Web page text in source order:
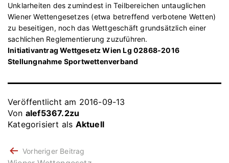
Unklarheiten des zumindest in Teilbereichen untauglichen
Wiener Wettengesetzes (etwa betreffend verbotene Wetten)
zu beseitigen, noch das Wettgeschäft grundsätzlich einer
sachlichen Reglementierung zuzuführen.
Initiativantrag Wettgesetz Wien Lg 02868-2016
Stellungnahme Sportwettenverband
Veröffentlicht am 2016-09-13
Von alef5367.2zu
Kategorisiert als Aktuell
BEITRAGSNAVIGATION
Vorheriger Beitrag